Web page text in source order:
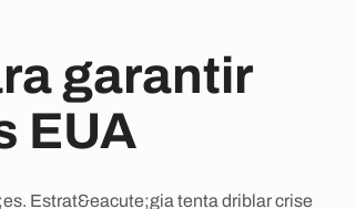
garantir
EUA
Estrat&eacute;gia tenta driblar crise